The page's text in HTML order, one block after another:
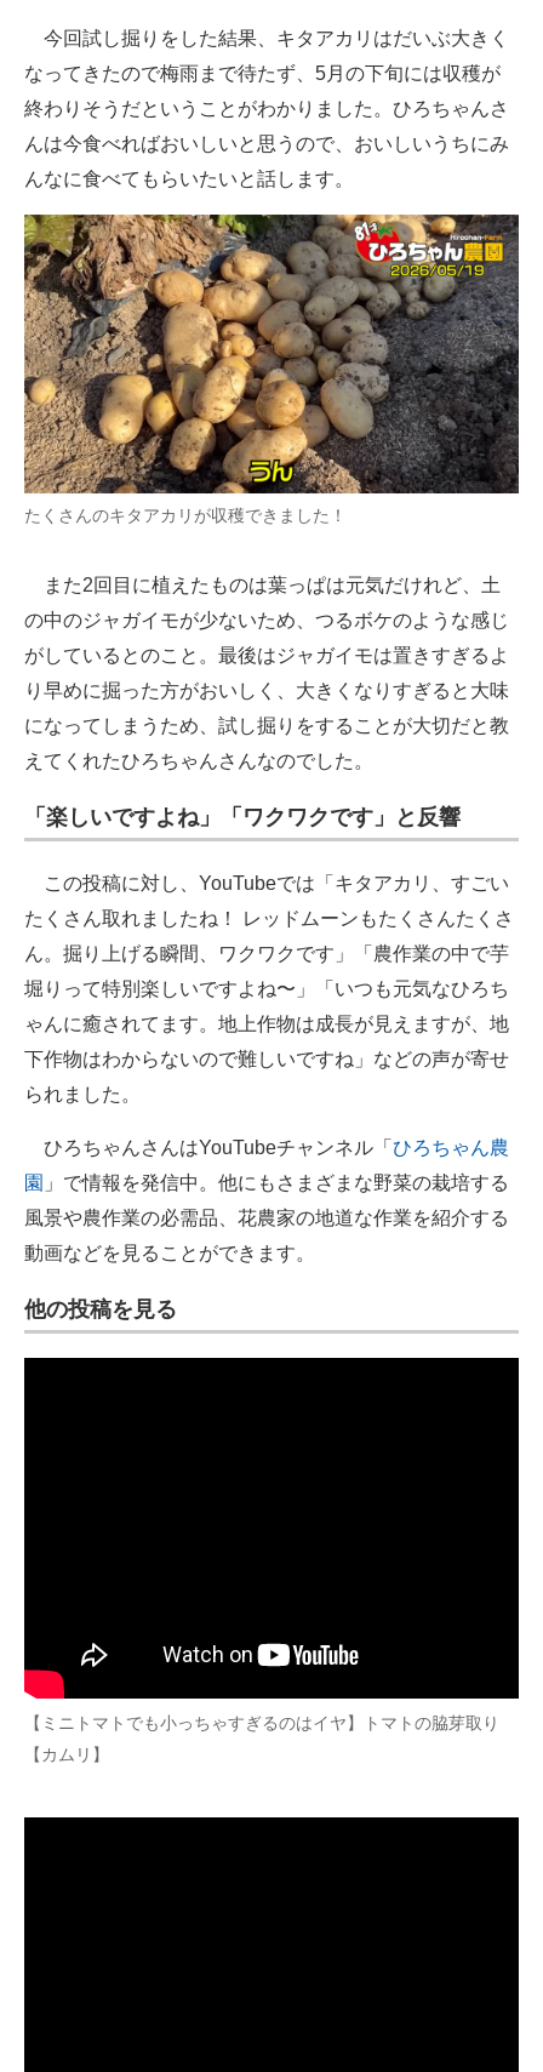
今回試し掘りをした結果、キタアカリはだいぶ大きく
なってきたので梅雨まで待たず、5月の下旬には収穫が
終わりそうだということがわかりました。ひろちゃんさ
んは今食べればおいしいと思うので、おいしいうちにみ
んなに食べてもらいたいと話します。
たくさんのキタアカリが収穫できました！
また2回目に植えたものは葉っぱは元気だけれど、土
の中のジャガイモが少ないため、つるボケのような感じ
がしているとのこと。最後はジャガイモは置きすぎるよ
り早めに掘った方がおいしく、大きくなりすぎると大味
になってしまうため、試し掘りをすることが大切だと教
えてくれたひろちゃんさんなのでした。
「 楽しいですよね」「ワクワクです」 と反響
この投稿に対し、YouTubeでは「キタアカリ、すごい
たくさん取れましたね！ レッドムーンもたくさんたくさ
ん。掘り上げる瞬間、ワクワクです」「農作業の中で芋
堀りって特別楽しいですよね〜」「いつも元気なひろち
ゃんに癒されてます。地上作物は成長が見えますが、地
下作物はわからないので難しいですね」などの声が寄せ
られました。
ひろちゃんさんはYouTubeチャンネル「 ひろちゃん農
園 」で情報を発信中。他にもさまざまな野菜の栽培する
風景や農作業の必需品、花農家の地道な作業を紹介する
動画などを見ることができます。
他の投稿を見る
【ミニトマトでも小っちゃすぎるのはイヤ】トマトの脇芽取り
【カムリ】